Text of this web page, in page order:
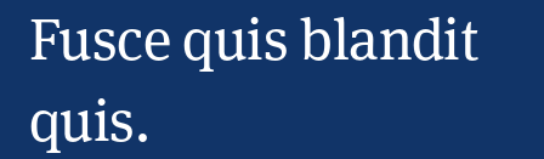
Fusce quis blandit
quis.